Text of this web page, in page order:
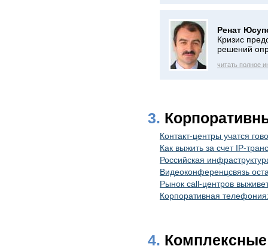
Ренат
Кризис
решений
читать полное
3.
Контакт-центры учатся
Как выжить за счет IP-
Российская
Видеоконференцсвязь
Рынок call-центров
Корпоративная
4.